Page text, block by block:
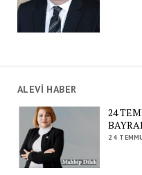
ALEVİ HABER
24
24